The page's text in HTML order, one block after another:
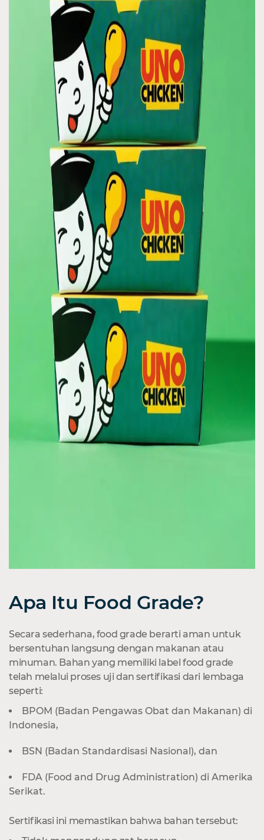
Apa Itu Food Grade?
Secara sederhana, food grade berarti aman untuk
bersentuhan langsung dengan makanan atau
minuman. Bahan yang memiliki label food grade
telah melalui proses uji dan sertifikasi dari lembaga
seperti:
BPOM (Badan Pengawas Obat dan Makanan) di
Indonesia,
BSN (Badan Standardisasi Nasional), dan
FDA (Food and Drug Administration) di Amerika
Serikat.
Sertifikasi ini memastikan bahwa bahan tersebut: